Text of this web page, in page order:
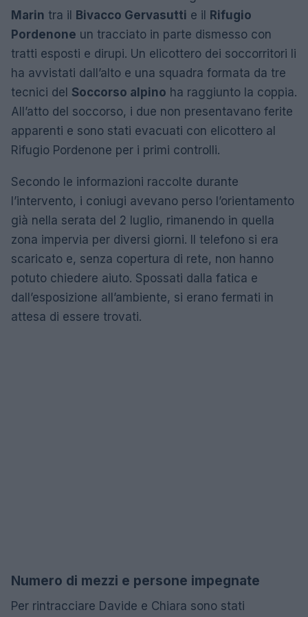
Marin tra il Bivacco Gervasutti e il
Rifugio
Pordenone un tracciato in parte dismesso con
tratti esposti e dirupi. Un elicottero dei soccorritori li
ha avvistati dall’alto e una squadra formata da tre
tecnici del Soccorso alpino ha raggiunto la coppia.
All’atto del soccorso, i due non presentavano ferite
apparenti e sono stati evacuati con elicottero al
Rifugio Pordenone per i primi controlli.
Secondo le informazioni raccolte durante
l’intervento, i coniugi avevano perso l’orientamento
già nella serata del 2 luglio, rimanendo in quella
zona impervia per diversi giorni. Il telefono si era
scaricato e, senza copertura di rete, non hanno
potuto chiedere aiuto. Spossati dalla fatica e
dall’esposizione all’ambiente, si erano fermati in
attesa di essere trovati.
Numero di mezzi e persone impegnate
Per rintracciare Davide e Chiara sono stati